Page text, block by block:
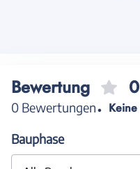
Bewertung 0
0 Bewertungen
Keine
Bauphase